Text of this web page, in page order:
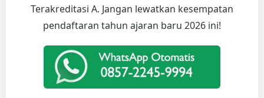
Terakreditasi A. Jangan lewatkan kesempatan
pendaftaran tahun ajaran baru 2026 ini!